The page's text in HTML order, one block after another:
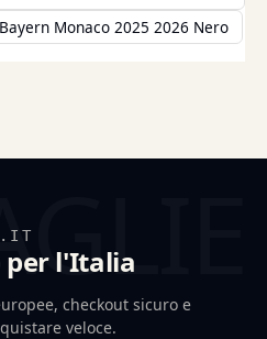
Monaco 2025 2026 Nero
per l'Italia
checkout sicuro e
veloce.